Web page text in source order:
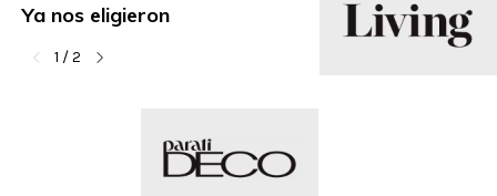
Ya nos eligieron
1 /2